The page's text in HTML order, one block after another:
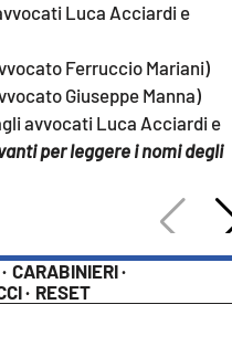
Luca Acciardi e
Ferruccio Mariani)
Giuseppe Manna)
avvocati Luca Acciardi e
per leggere i nomi degli
CARABINIERI ·
· RESET